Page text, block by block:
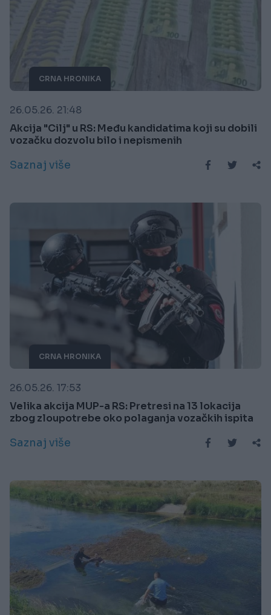
CRNA HRONIKA
26.05.26. 21:48
Akcija "Cilj" u RS: Među kandidatima koji su dobili
vozačku dozvolu bilo i nepismenih
Saznaj više
CRNA HRONIKA
26.05.26. 17:53
Velika akcija MUP-a RS: Pretresi na 13 lokacija
zbog zloupotrebe oko polaganja vozačkih ispita
Saznaj više